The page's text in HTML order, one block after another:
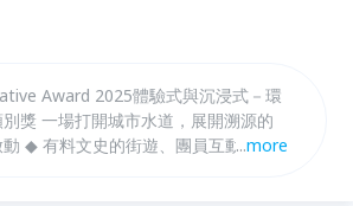
Award 2025體驗式與沉浸式－環
展開溯源的
動式分
...more